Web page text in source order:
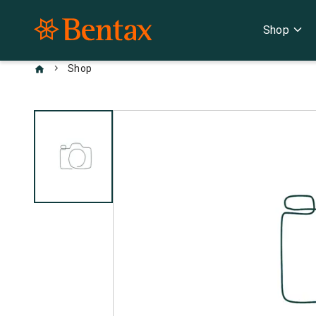
Shop expand_more
chevron_right Shop